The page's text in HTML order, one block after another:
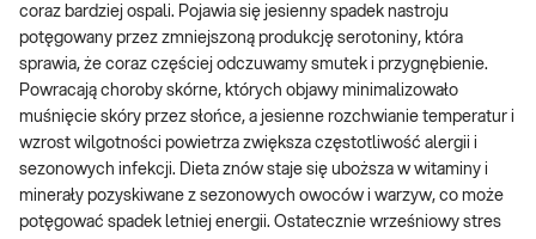
coraz bardziej ospali. Pojawia się jesienny spadek nastroju
potęgowany przez zmniejszoną produkcję serotoniny, która
sprawia, że coraz częściej odczuwamy smutek i przygnębienie.
Powracają choroby skórne, których objawy minimalizowało
muśnięcie skóry przez słońce, a jesienne rozchwianie temperatur i
wzrost wilgotności powietrza zwiększa częstotliwość alergii i
sezonowych infekcji. Dieta znów staje się uboższa w witaminy i
minerały pozyskiwane z sezonowych owoców i warzyw, co może
potęgować spadek letniej energii. Ostatecznie wrześniowy stres